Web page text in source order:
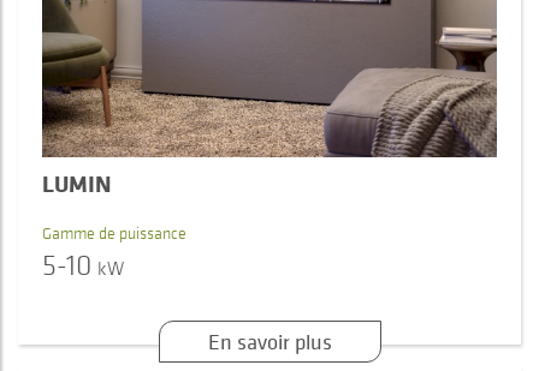
LUMIN
Gamme de puissance
5-10 kW
En savoir plus